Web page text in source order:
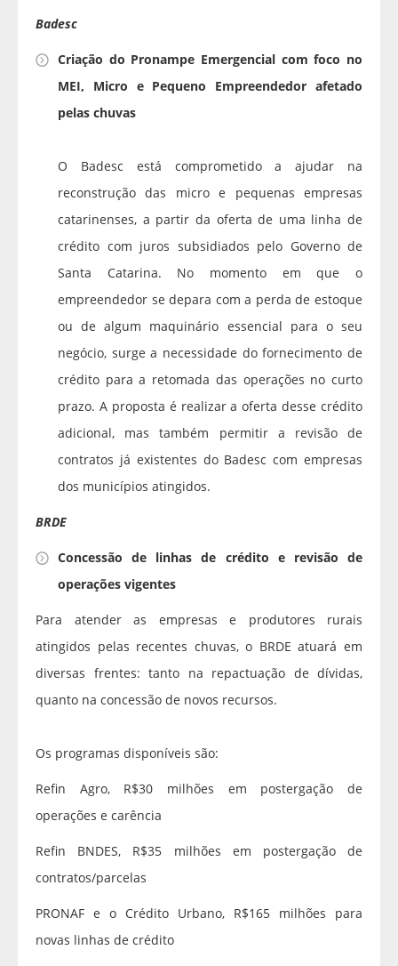
Badesc
Criação do Pronampe Emergencial com foco no
MEI, Micro e Pequeno Empreendedor afetado
pelas chuvas
O Badesc está comprometido a ajudar na
reconstrução das micro e pequenas empresas
catarinenses, a partir da oferta de uma linha de
crédito com juros subsidiados pelo Governo de
Santa Catarina. No momento em que o
empreendedor se depara com a perda de estoque
ou de algum maquinário essencial para o seu
negócio, surge a necessidade do fornecimento de
crédito para a retomada das operações no curto
prazo. A proposta é realizar a oferta desse crédito
adicional, mas também permitir a revisão de
contratos já existentes do Badesc com empresas
dos municípios atingidos.
BRDE
Concessão de linhas de crédito e revisão de
operações vigentes
Para atender as empresas e produtores rurais
atingidos pelas recentes chuvas, o BRDE atuará em
diversas frentes: tanto na repactuação de dívidas,
quanto na concessão de novos recursos.
Os programas disponíveis são:
Refin Agro, R$30 milhões em postergação de
operações e carência
Refin BNDES, R$35 milhões em postergação de
contratos/parcelas
PRONAF e o Crédito Urbano, R$165 milhões para
novas linhas de crédito